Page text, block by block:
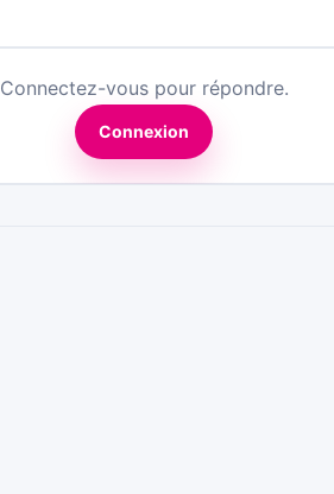
Connectez-vous pour répondre.
Connexion